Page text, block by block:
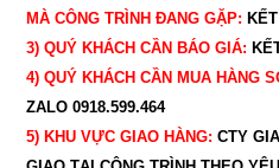
MÀ CÔNG TRÌNH ĐANG GẶP:
3) QUÝ KHÁCH CẦN BÁO GIÁ:
4) QUÝ KHÁCH CẦN MUA HÀNG
ZALO 0918.599.464
5) KHU VỰC GIAO HÀNG: CTY